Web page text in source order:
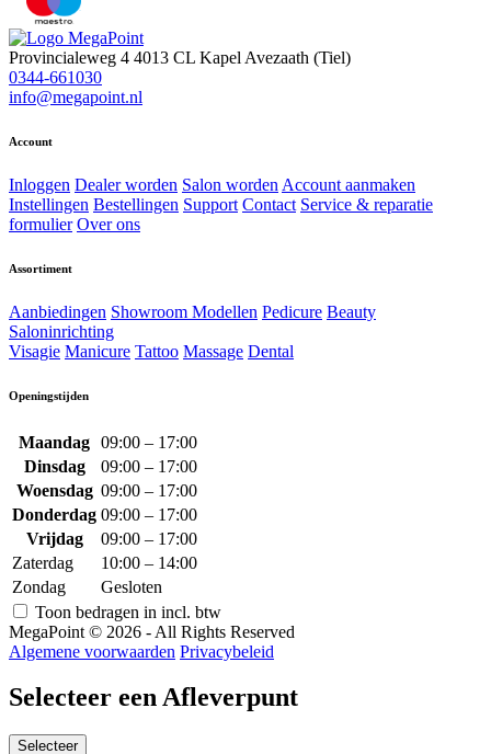
Provincialeweg 4 4013 CL Kapel Avezaath (Tiel)
0344-661030
info@megapoint.nl
Account
Inloggen Dealer worden Salon worden Account aanmaken
Instellingen Bestellingen Support Contact Service & reparatie
formulier Over ons
Assortiment
Aanbiedingen Showroom Modellen Pedicure Beauty
Saloninrichting
Visagie Manicure Tattoo Massage Dental
Openingstijden
Maandag 09:00 – 17:00
Dinsdag
09:00 – 17:00
Woensdag 09:00 – 17:00
Donderdag 09:00 – 17:00
Vrijdag
09:00 – 17:00
Zaterdag
10:00 – 14:00
Zondag
Gesloten
Toon bedragen in incl. btw
MegaPoint © 2026 - All Rights Reserved
Algemene voorwaarden Privacybeleid
Selecteer een Afleverpunt
Selecteer